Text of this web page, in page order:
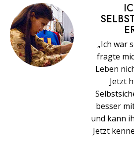
„Ich war
fragte
Leben
Jetzt
besser
und kann
Jetzt